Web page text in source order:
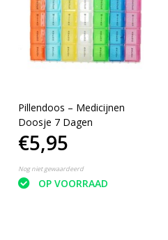
Pillendoos – Medicijnen
Doosje 7 Dagen
€5,95
Nog niet gewaardeerd
OP VOORRAAD